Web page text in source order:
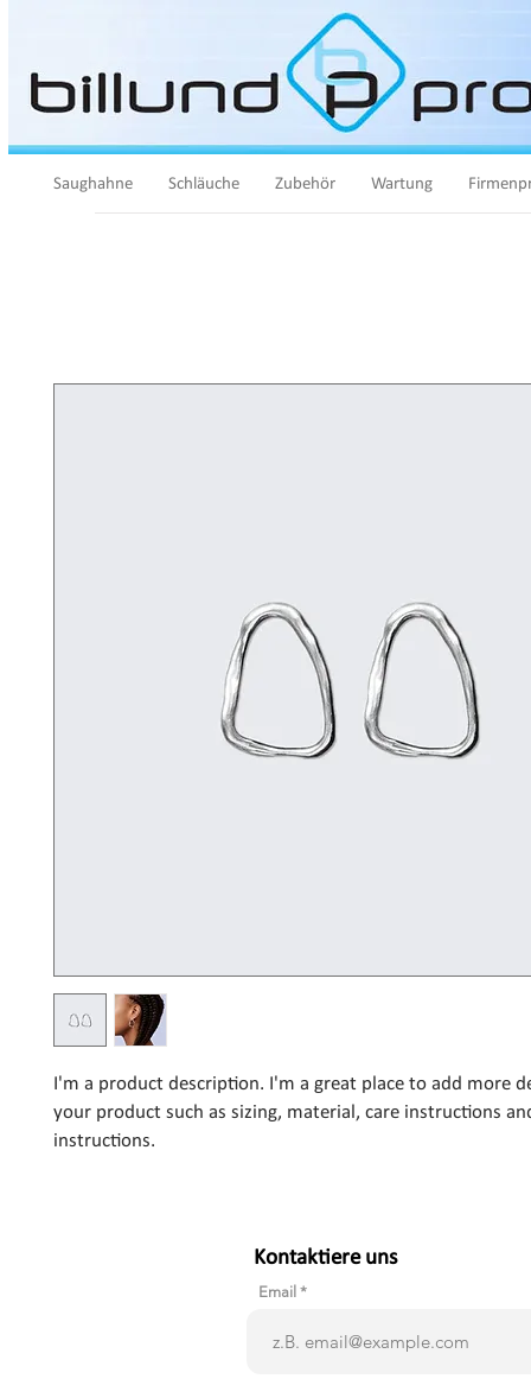
Saughahne Schläuche Zubehör Wartung
I'm a product description. I'm a great place to add more
your product such as sizing, material, care instructions
instructions.
Kontaktiere uns
Email